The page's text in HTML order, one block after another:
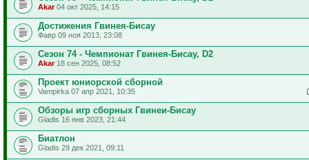
Akar04 окт 2025, 14:15
Достижения Гвинея-Бисау
Фавр 09 ноя 2013, 23:08
Сезон 74 - Чемпионат Гвинея-Бисау, D2
Akar18 сен 2025, 08:52
Проект юниорской сборной
Vampirka 07 апр 2021, 10:35
Обзоры игр сборных Гвинеи-Бисау
Gladis 16 янв 2023, 21:44
Биатлон
Gladis 29 дек 2021, 09:11